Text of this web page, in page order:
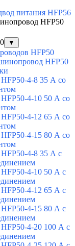
питания HFP56
HFP50
▼
HFP50
HFP50
4-8 35 А со
4-10 50 А со
4-12 65 А со
4-15 80 А со
4-8 35 А с
4-10 50 А с
4-12 65 А с
4-15 80 А с
4-20 100 А с